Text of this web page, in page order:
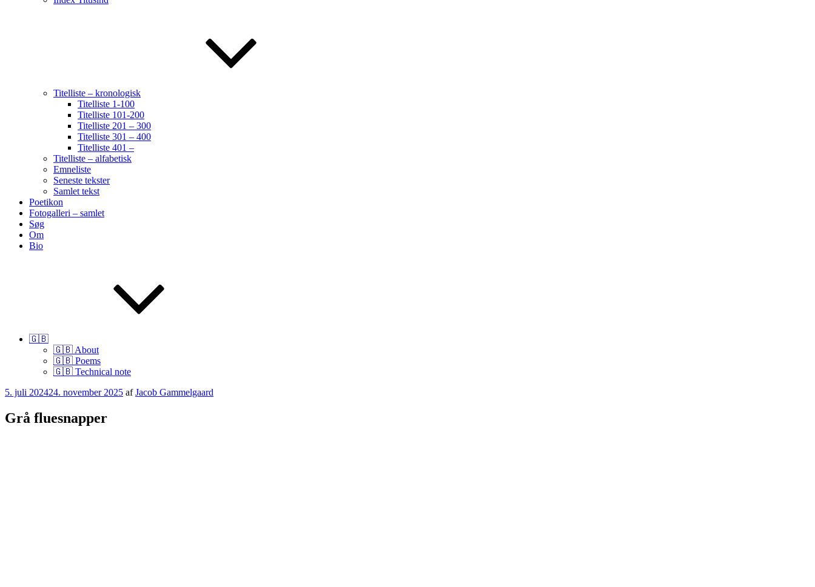
Titelliste – kronologisk
Titelliste 1-100
Titelliste 101-200
Titelliste 201 – 300
Titelliste 301 – 400
Titelliste 401 –
Titelliste – alfabetisk
Emneliste
Seneste tekster
Samlet tekst
Poetikon
Fotogalleri – samlet
Søg
Om
Bio
🇬🇧
🇬🇧 About
🇬🇧 Poems
🇬🇧 Technical note
Udgivet
5. juli 202424. november 2025 afJacob Gammelgaard
Grå fluesnapper